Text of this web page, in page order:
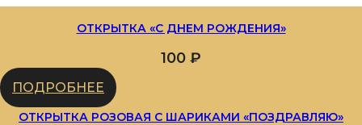
ОТКРЫТКА «С ДНЕМ РОЖДЕНИЯ»
100 ₽
ПОДРОБНЕЕ
ОТКРЫТКА РОЗОВАЯ С ШАРИКАМИ «ПОЗДРАВЛЯЮ»